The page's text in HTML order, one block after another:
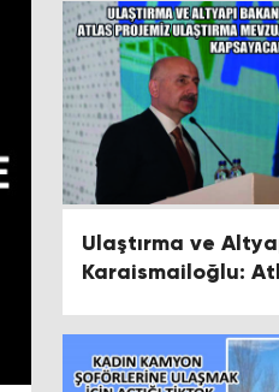
Ulaştırma ve
Karaismailoğlu:
Yönleriyle